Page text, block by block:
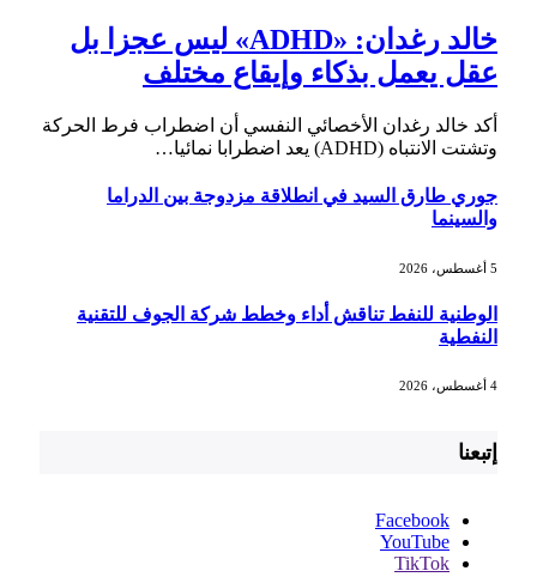
خالد رغدان: «ADHD» ليس عجزا بل
عقل يعمل بذكاء وإيقاع مختلف
أكد خالد رغدان الأخصائي النفسي أن اضطراب فرط الحركة
وتشتت الانتباه (ADHD) يعد اضطرابا نمائيا…
جوري طارق السيد في انطلاقة مزدوجة بين الدراما
والسينما
الوطنية للنفط تناقش أداء وخطط شركة الجوف للتقنية
النفطية
إتبعنا
Facebook
YouTube
TikTok